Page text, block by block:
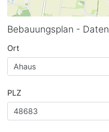
Bebauungsplan - Daten
Ort
PLZ